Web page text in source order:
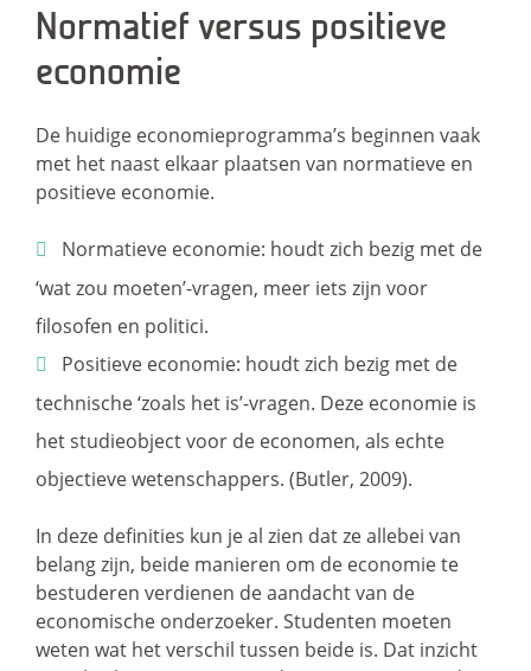
Normatief versus positieve
economie
De huidige economieprogramma’s beginnen vaak
met het naast elkaar plaatsen van normatieve en
positieve economie.
Normatieve economie: houdt zich bezig met de
‘wat zou moeten’-vragen, meer iets zijn voor
filosofen en politici.
Positieve economie: houdt zich bezig met de
technische ‘zoals het is’-vragen. Deze economie is
het studieobject voor de economen, als echte
objectieve wetenschappers. (Butler, 2009).
In deze definities kun je al zien dat ze allebei van
belang zijn, beide manieren om de economie te
bestuderen verdienen de aandacht van de
economische onderzoeker. Studenten moeten
weten wat het verschil tussen beide is. Dat inzicht